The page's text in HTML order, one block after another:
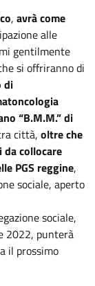
, avrà come
alle
gentilmente
si offriranno di
di
“B.M.M.” di
città, oltre che
collocare
PGS reggine,
sociale, aperto
sociale,
2022, punterà
il prossimo